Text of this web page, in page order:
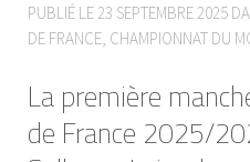
PUBLIÉ LE23 SEPTEMBRE 2025
DE FRANCE, CHAMPIONNAT DU
La première
de France 2025/